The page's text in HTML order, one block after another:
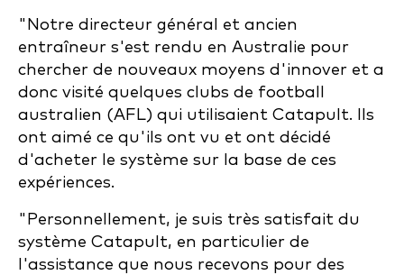
"Notre directeur général et ancien
entraîneur s'est rendu en Australie pour
chercher de nouveaux moyens d'innover et a
donc visité quelques clubs de football
australien (AFL) qui utilisaient Catapult. Ils
ont aimé ce qu'ils ont vu et ont décidé
d'acheter le système sur la base de ces
expériences.
"Personnellement, je suis très satisfait du
système Catapult, en particulier de
l'assistance que nous recevons pour des